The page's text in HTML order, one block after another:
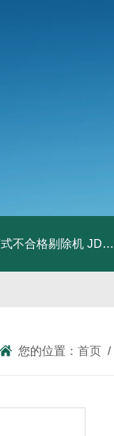
不合格剔除机 JDT-GT-A8E儿童玩具包装合规检测秤漏装配件报警滚筒称
您的位置：首页 /